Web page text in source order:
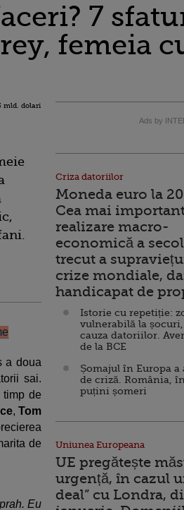
7
femeia
a doua
sai.
de
,Tom
de
Eu
Ads by
Criza datoriilor
Moneda euro la
Cea mai
realizare macro-
economică a
trecut a
crize mondiale,
handicapat de
Istorie cu repetiție:
vulnerabilă la
cauza datoriilor.
de la BCE
Șomajul în Europa
de criză. România,
puțini șomeri
Uniunea Europeana
UE pregătește
urgență, în cazul
deal” cu Londra,